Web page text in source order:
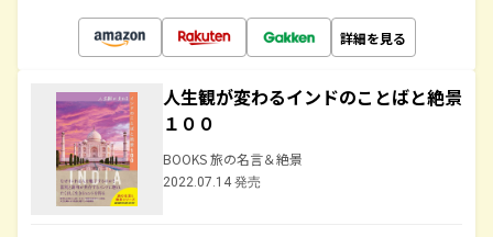
詳細を見る
人生観が変わるインドのことばと絶景
１００
BOOKS 旅の名言＆絶景
2022.07.14 発売